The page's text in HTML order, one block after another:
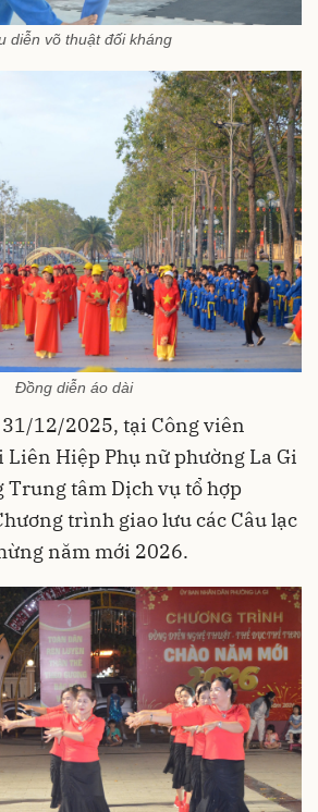
diễn võ thuật đối kháng
Đồng diễn áo dài
12/2025, tại Công viên
Liên Hiệp Phụ nữ phường La Gi
Trung tâm Dịch vụ tổ hợp
trình giao lưu các Câu lạc
năm mới 2026.